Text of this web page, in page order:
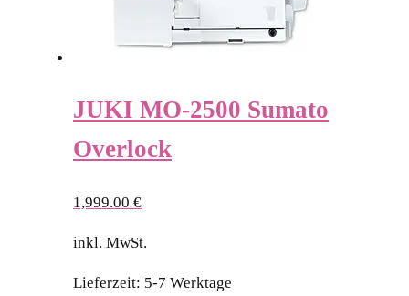
JUKI MO-2500 Sumato
Overlock
1,999.00 €
inkl. MwSt.
Lieferzeit: 5-7 Werktage